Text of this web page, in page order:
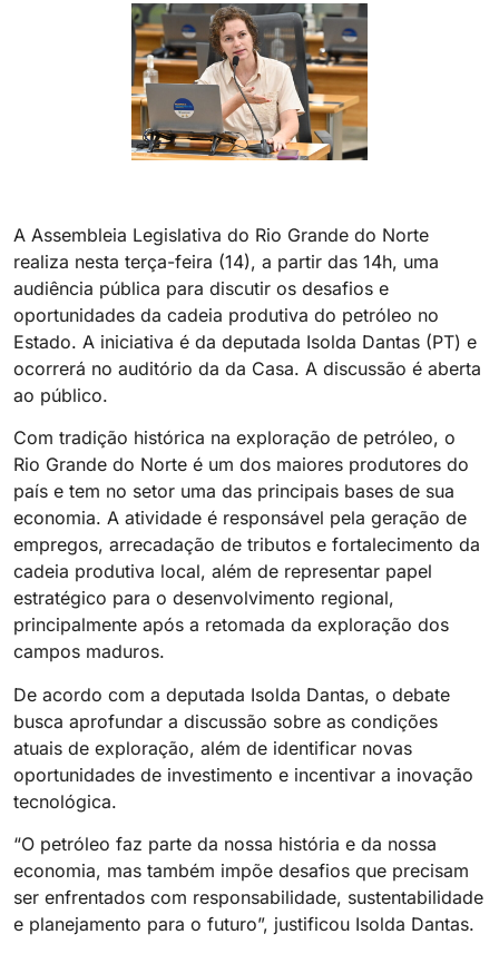
A Assembleia Legislativa do Rio Grande do Norte
realiza nesta terça-feira (14), a partir das 14h, uma
audiência pública para discutir os desafios e
oportunidades da cadeia produtiva do petróleo no
Estado. A iniciativa é da deputada Isolda Dantas (PT) e
ocorrerá no auditório da da Casa. A discussão é aberta
ao público.
Com tradição histórica na exploração de petróleo, o
Rio Grande do Norte é um dos maiores produtores do
país e tem no setor uma das principais bases de sua
economia. A atividade é responsável pela geração de
empregos, arrecadação de tributos e fortalecimento da
cadeia produtiva local, além de representar papel
estratégico para o desenvolvimento regional,
principalmente após a retomada da exploração dos
campos maduros.
De acordo com a deputada Isolda Dantas, o debate
busca aprofundar a discussão sobre as condições
atuais de exploração, além de identificar novas
oportunidades de investimento e incentivar a inovação
tecnológica.
“O petróleo faz parte da nossa história e da nossa
economia, mas também impõe desafios que precisam
ser enfrentados com responsabilidade, sustentabilidade
e planejamento para o futuro”, justificou Isolda Dantas.